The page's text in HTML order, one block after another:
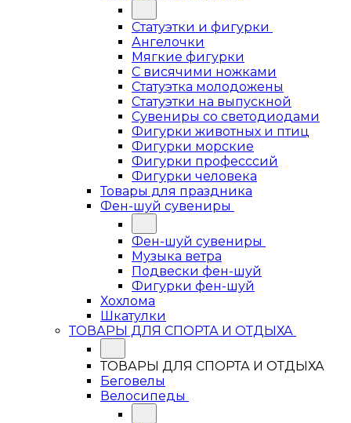
Статуэтки и фигурки
Ангелочки
Мягкие фигурки
С висячими ножками
Статуэтка молодожены
Статуэтки на выпускной
Сувениры со светодиодами
Фигурки животных и птиц
Фигурки морские
Фигурки професссий
Фигурки человека
Товары для праздника
Фен-шуй сувениры
Фен-шуй сувениры
Музыка ветра
Подвески фен-шуй
Фигурки фен-шуй
Хохлома
Шкатулки
ТОВАРЫ ДЛЯ СПОРТА И ОТДЫХА
ТОВАРЫ ДЛЯ СПОРТА И ОТДЫХА
Беговелы
Велосипеды